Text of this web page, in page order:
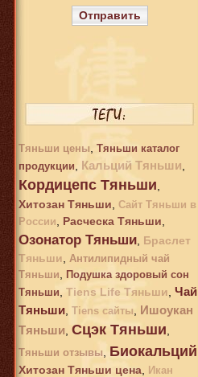
Отправить
Тяньши цены Тяньши каталог
продукции
Кальций Тяньши
Кордицепс Тяньши
Хитозан Тяньши
Сайт Тяньши в
России
Расческа Тяньши
Озонатор Тяньши Браслет
Тяньши Антилипидный чай
Тяньши
Подушка здоровый сон
Тяньши Tiens Life Тяньши Чай
Тяньши Tiens сайты
Ишоукан
Тяньши Сцэк Тяньши
Тяньши отзывы Биокальций
Хитозан Тяньши цена
Икан